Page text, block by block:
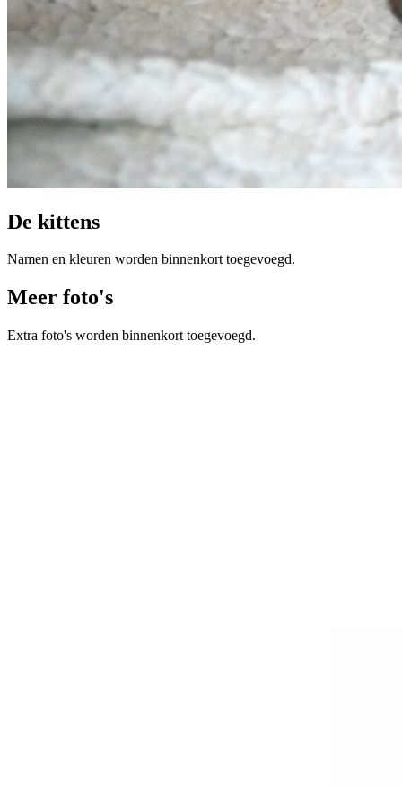
De kittens
Namen en kleuren worden binnenkort toegevoegd.
Meer foto's
Extra foto's worden binnenkort toegevoegd.